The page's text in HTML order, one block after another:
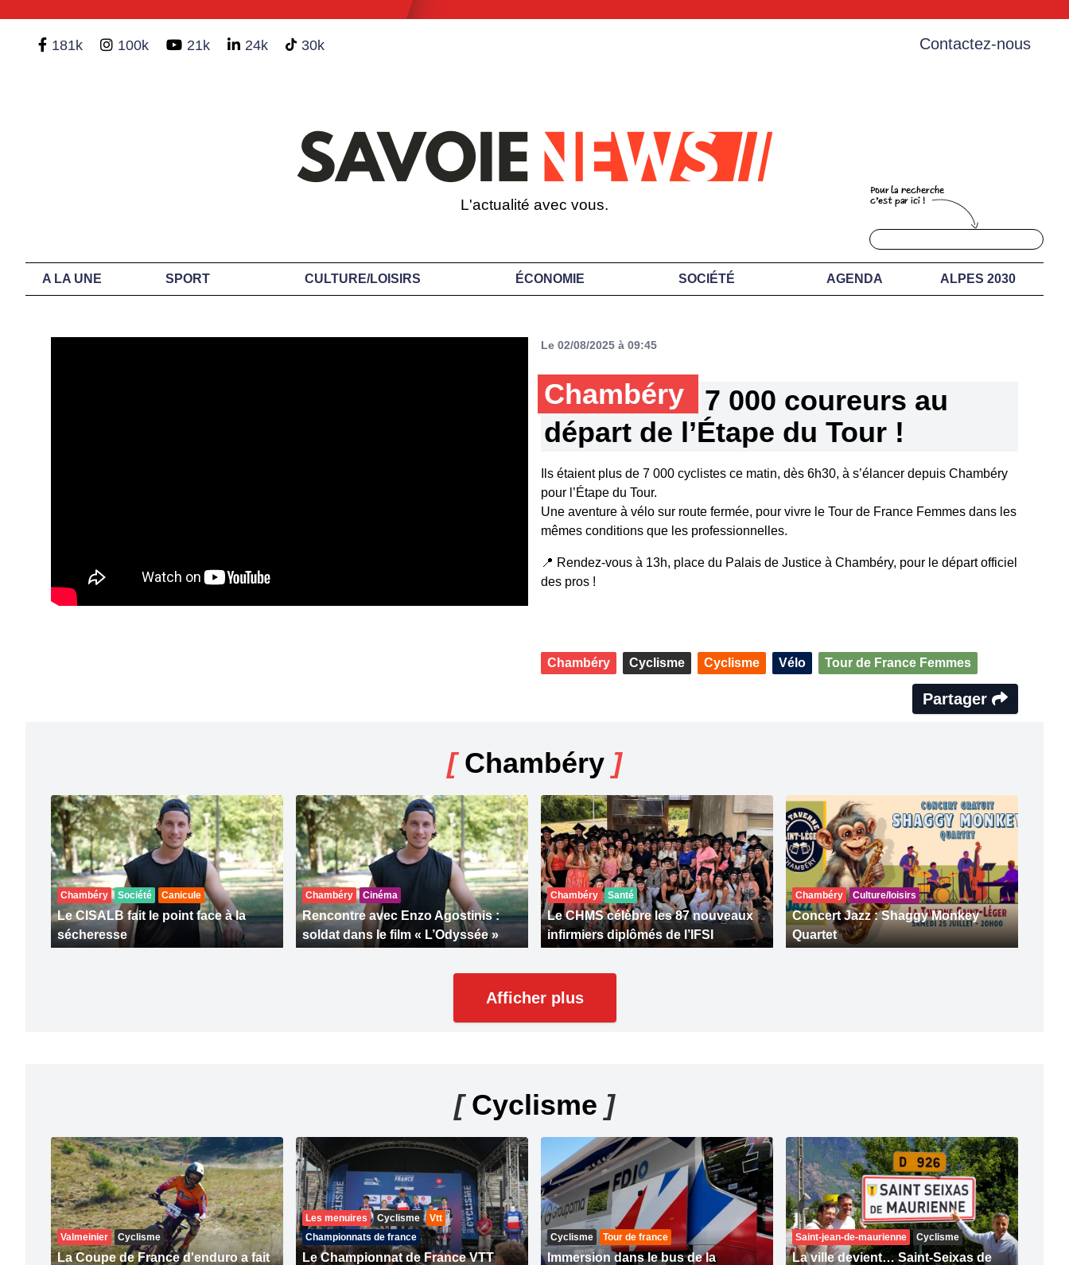
181k 100k 21k 24k 30k Contactez-nous
L'actualité avec vous.
A LA UNE SPORT CULTURE/LOISIRS ÉCONOMIE SOCIÉTÉ AGENDA ALPES 2030
Le 02/08/2025 à 09:45
Chambéry
7 000 coureurs au
départ de l’Étape du Tour !
Ils étaient plus de 7 000 cyclistes ce matin, dès 6h30, à s’élancer depuis Chambéry
pour l’Étape du Tour.
Une aventure à vélo sur route fermée, pour vivre le Tour de France Femmes dans les
mêmes conditions que les professionnelles.
📍 Rendez-vous à 13h, place du Palais de Justice à Chambéry, pour le départ officiel
des pros !
Chambéry Cyclisme Cyclisme Vélo Tour de France Femmes
Partager
[Chambéry ]
Chambéry Société Canicule
Le CISALB fait le point face à la
sécheresse
Chambéry Cinéma
Rencontre avec Enzo Agostinis :
soldat dans le film « L’Odyssée »
Chambéry Santé
Le CHMS célèbre les 87 nouveaux
infirmiers diplômés de l’IFSI
Chambéry Culture/loisirs
Concert Jazz : Shaggy Monkey
Quartet
Afficher plus
[Cyclisme ]
Valmeinier Cyclisme
La Coupe de France d'enduro a fait
Les menuires Cyclisme
Vtt
Championnats de france
Le Championnat de France VTT
Cyclisme Tour de france
Immersion dans le bus de la
Saint-jean-de-maurienne Cyclisme
La ville devient… Saint-Seixas de